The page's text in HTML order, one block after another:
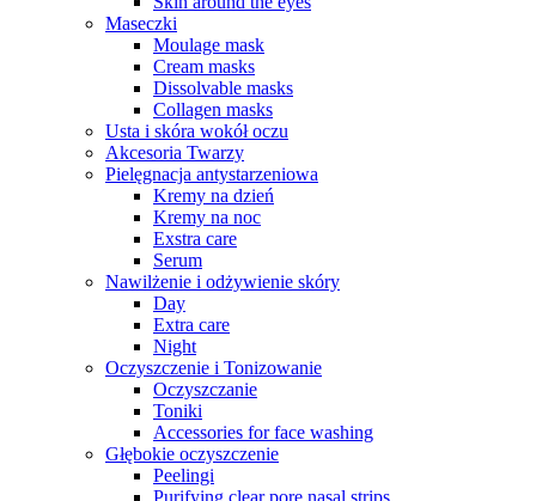
Maseczki
Moulage mask
Cream masks
Dissolvable masks
Collagen masks
Usta i skóra wokół oczu
Akcesoria Twarzy
Pielęgnacja antystarzeniowa
Kremy na dzień
Kremy na noc
Exstra care
Serum
Nawilżenie i odżywienie skóry
Day
Extra care
Night
Oczyszczenie i Tonizowanie
Oczyszczanie
Toniki
Accessories for face washing
Głębokie oczyszczenie
Peelingi
Purifying clear pore nasal strips